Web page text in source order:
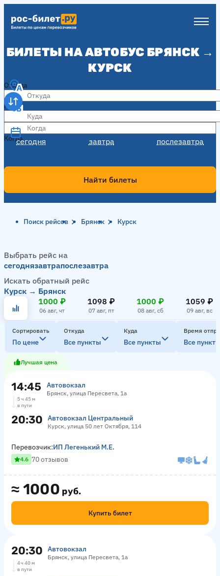
БИЛЕТЫ НА АВТОБУС БРЯНСК →
КУРСК
Откуда
Куда
Когда
сегодня завтра послезавтра
Когда
Найти билеты
Поиск рейсов Брянск Курск
Выбрать рейс на
сегоднязавтрапослезавтра
Искать обратный рейс
Курск → Брянск
1000 ₽
06 авг, чт
1098 ₽
07 авг, пт
1000 ₽
08 авг, сб
1059 ₽
09 авг, вс
Сортировать
По цене
Откуда
Все пункты
Куда
Все пункты
Время
Все
Лучшая цена
14:45 Автовокзал
Брянск, улица Пересвета, 1а
5 ч 45 м
в пути
20:30 Автовокзал Центральный
Курск, улица 50 лет Октября, 114
≈ 1000 руб.
Купить билет
Перевозчик:ИП Легенький М.Е.
4.6 70 отзывов
20:30 Автовокзал
Брянск, улица Пересвета, 1а
4 ч 40 м
в пути